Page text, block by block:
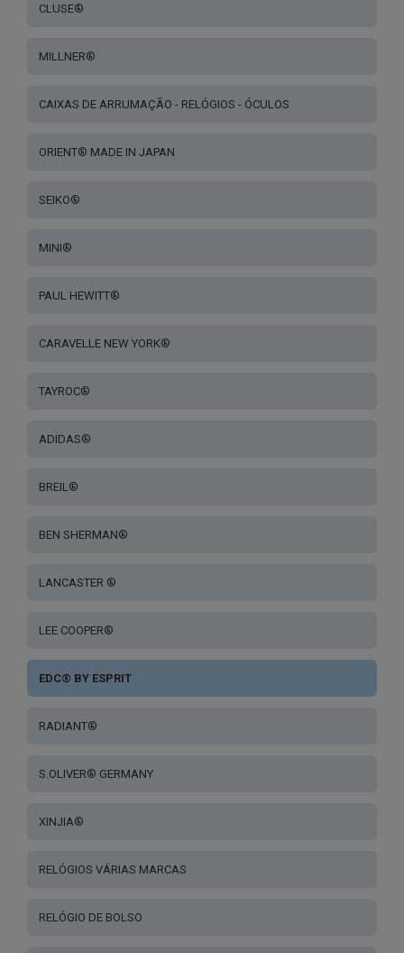
CLUSE®
MILLNER®
CAIXAS DE ARRUMAÇÃO - RELÓGIOS - ÓCULOS
ORIENT® MADE IN JAPAN
SEIKO®
MINI®
PAUL HEWITT®
CARAVELLE NEW YORK®
TAYROC®
ADIDAS®
BREIL®
BEN SHERMAN®
LANCASTER ®
LEE COOPER®
EDC® BY ESPRIT
RADIANT®
S.OLIVER® GERMANY
XINJIA®
RELÓGIOS VÁRIAS MARCAS
RELÓGIO DE BOLSO